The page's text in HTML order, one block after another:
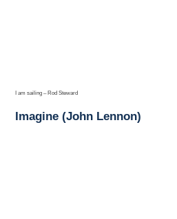
I am sailing – Rod Steward
Imagine (John Lennon)